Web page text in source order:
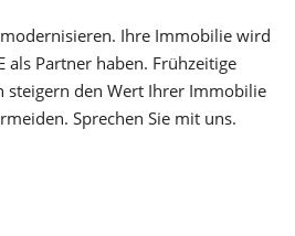
Ihre Immobilie wird
als Partner haben. Frühzeitige
steigern den Wert Ihrer Immobilie
Sprechen Sie mit uns.